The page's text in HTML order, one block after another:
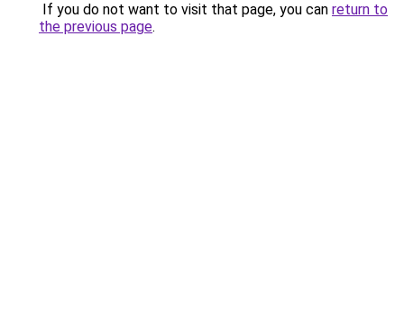
If you do not want to visit that page, you can return to
the previous page.